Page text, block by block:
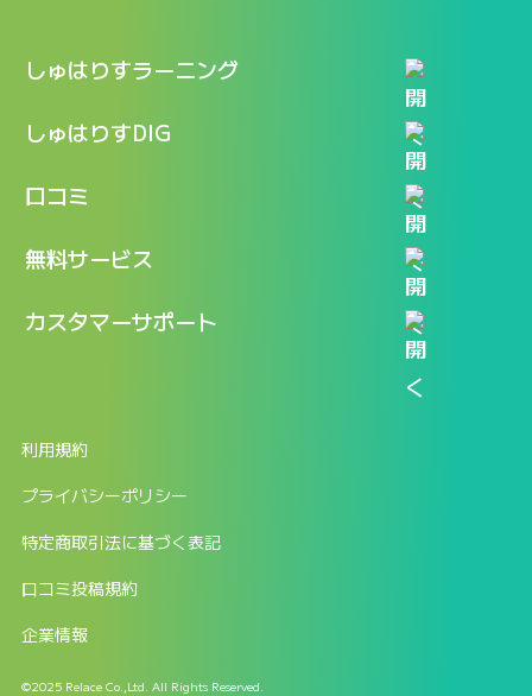
しゅはりすラーニング
特長
料金
新着情報
ログイン
しゅはりすDIG
記事一覧
口コミ
口コミ一覧
無料サービス
LINEで『Iパス ならし学習』
カスタマーサポート
返金申請フォーム
利用規約
プライバシーポリシー
特定商取引法に基づく表記
口コミ投稿規約
企業情報
©2025 Relace Co.,Ltd. All Rights Reserved.